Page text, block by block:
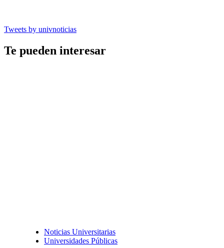
Tweets by univnoticias
Te pueden interesar
Noticias Universitarias
Universidades Públicas